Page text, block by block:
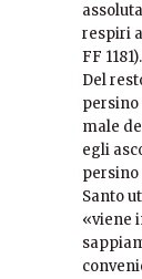
respiri
FF 1181).
Del
persino
male
egli
persino
Santo
«viene